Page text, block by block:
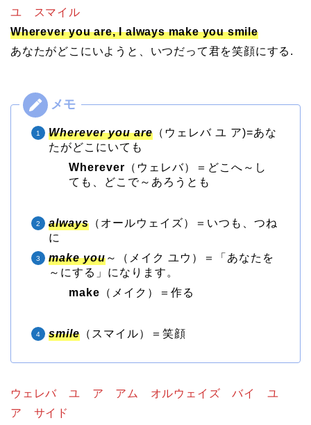
ユ スマイル
Wherever you are, I always make you smile
あなたがどこにいようと、いつだって君を笑顔にする.
Wherever you are （ウェレバ ユ ア)=あな
たがどこにいても
Wherever （ウェレバ）＝どこへ～し
ても、どこで～あろうとも
always （オールウェイズ）＝いつも、つね
に
make you～（メイク ユウ）＝「あなたを
～にする」になります。
make （メイク）＝作る
smile （スマイル）＝笑顔
ウェレバ ユ ア アム オルウェイズ バイ ユ
ア サイド